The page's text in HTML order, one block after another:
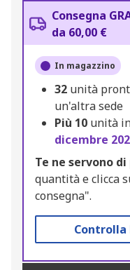
Consegna
da 60,00 €
In magazzino
32 unità
un'altra sede
Più 10 unità
dicembre
Te ne servono di
quantità e clicca
consegna".
Controlla